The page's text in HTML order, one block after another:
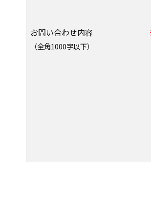
お問い合わせ内容
（全角1000字以下）